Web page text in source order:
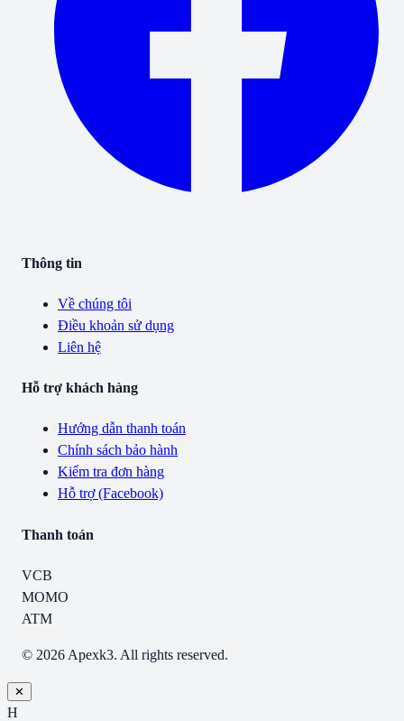
Thông tin
Về chúng tôi
Điều khoản sử dụng
Liên hệ
Hỗ trợ khách hàng
Hướng dẫn thanh toán
Chính sách bảo hành
Kiểm tra đơn hàng
Hỗ trợ (Facebook)
Thanh toán
VCB
MOMO
ATM
© 2026 Apexk3. All rights reserved.
✕
H